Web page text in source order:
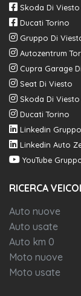
Skoda Di Viesto
Ducati Torino
Gruppo Di
Autozentrum
Cupra Garage
Seat Di Viesto
Skoda Di Viesto
Ducati Torino
Linkedin
Linkedin Auto
YouTube
RICERCA
Auto nuove
Auto usate
Auto km 0
Moto nuove
Moto usate